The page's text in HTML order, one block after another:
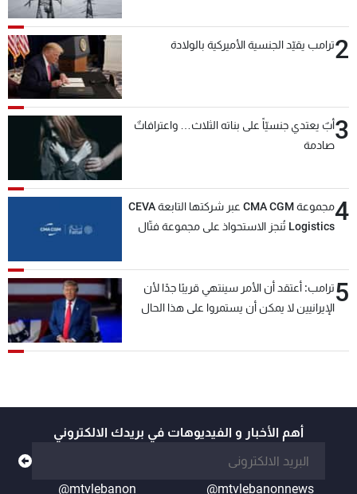
2ترامب يقيّد الجنسية الأميركية بالولادة
3أبٌ يعتدي جنسيّاً على بناته الثلاث… واعترافاتٌ
صادمة
4
مجموعة CMA CGM عبر شركتها التابعة CEVA
Logistics تُنجز الاستحواذ على مجموعة فتّال
5ترامب: أعتقد أن الأمر سينتهي قريبًا جدًا لأن
الإيرانيين لا يمكن أن يستمروا على هذا الحال
أهم الأخبار و الفيديوهات في بريدك الالكتروني
@mtvlebanonnews
@mtvlebanon